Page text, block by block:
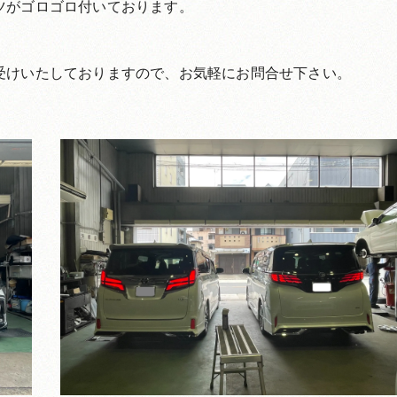
ゴロゴロ付いております。
いたしておりますので、お気軽にお問合せ下さい。